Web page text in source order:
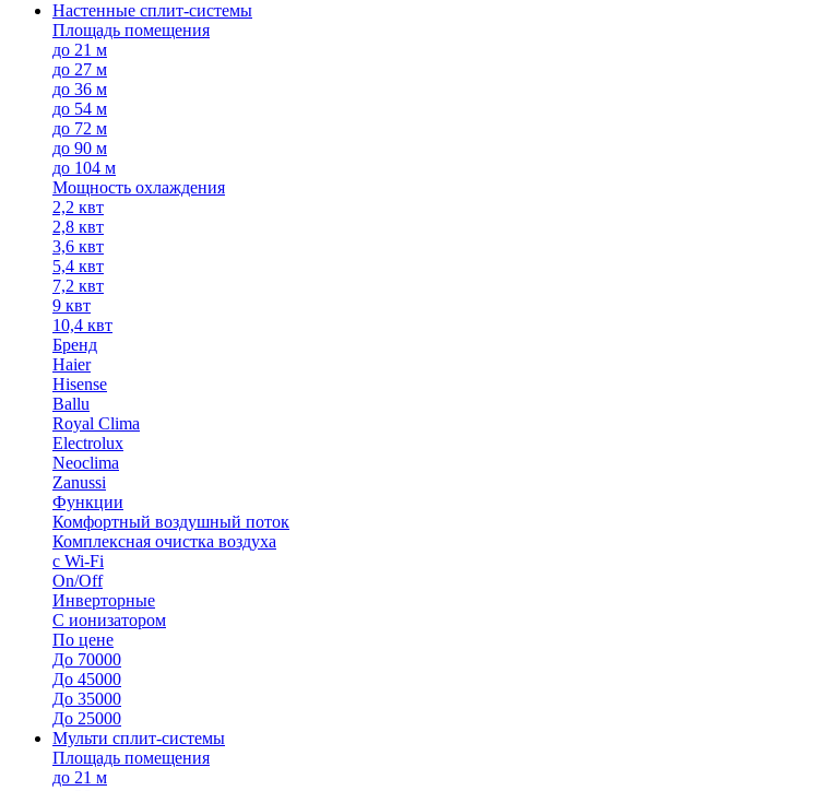
Настенные сплит-системы
Площадь помещения
до 21 м
до 27 м
до 36 м
до 54 м
до 72 м
до 90 м
до 104 м
Мощность охлаждения
2,2 квт
2,8 квт
3,6 квт
5,4 квт
7,2 квт
9 квт
10,4 квт
Бренд
Haier
Hisense
Ballu
Royal Clima
Electrolux
Neoclima
Zanussi
Функции
Комфортный воздушный поток
Комплексная очистка воздуха
с Wi-Fi
On/Off
Инверторные
С ионизатором
По цене
До 70000
До 45000
До 35000
До 25000
Мульти сплит-системы
Площадь помещения
до 21 м